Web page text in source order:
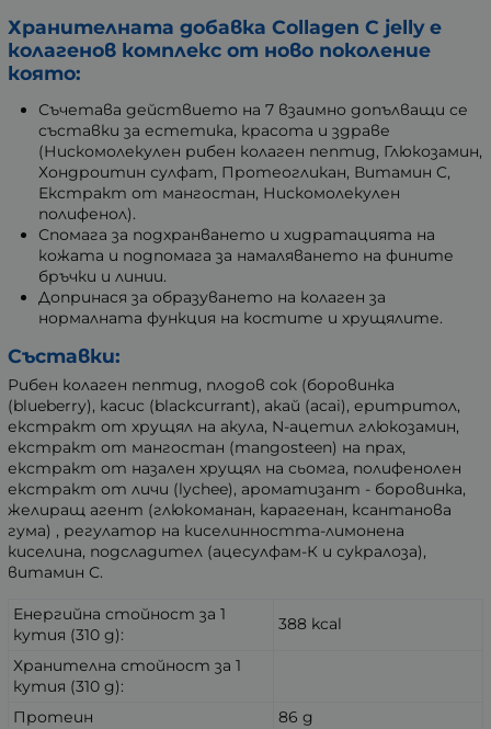
Хранителната добавка Collagen C jelly е
колагенов комплекс от ново поколение
която:
Съчетава действието на 7 взаимно допълващи се
съставки за естетика, красота и здраве
(Нискомолекулен рибен колаген пептид, Глюкозамин,
Хондроитин сулфат, Протеогликан, Витамин C,
Екстракт от мангостан, Нискомолекулен
полифенол).
Спомага за подхранването и хидратацията на
кожата и подпомага за намаляването на фините
бръчки и линии.
Допринася за образуването на колаген за
нормалната функция на костите и хрущялите.
Съставки:
Рибен колаген пептид, плодов сок (боровинка
(blueberry), касис (blackcurrant), акай (acai), еритритол,
екстракт от хрущял на акула, N-ацетил глюкозамин,
екстракт от мангостан (mangosteen) на прах,
екстракт от назален хрущял на сьомга, полифенолен
екстракт от личи (lychee), ароматизант - боровинка,
желиращ агент (глюкоманан, карагенан, ксантанова
гума) , регулатор на киселинността-лимонена
киселина, подсладител (ацесулфам-К и сукралоза),
витамин С.
Енергийна стойност за 1
кутия (310 g):
388 kcal
Хранителна стойност за 1
кутия (310 g):
Протеин
86 g